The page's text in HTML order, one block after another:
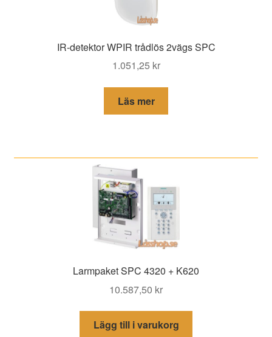
IR-detektor WPIR trådlös 2vägs SPC
1.051,25 kr
Läs mer
Larmpaket SPC 4320 + K620
10.587,50 kr
Lägg till i varukorg